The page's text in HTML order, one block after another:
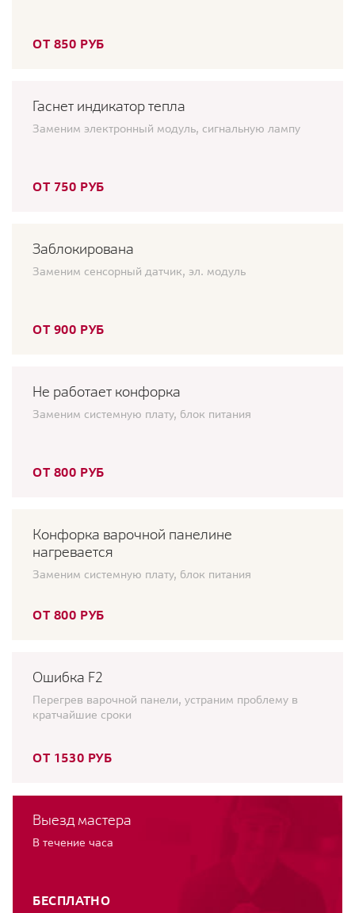
ОТ 850 РУБ
Гаснет индикатор тепла
Заменим электронный модуль, сигнальную лампу
ОТ 750 РУБ
Заблокирована
Заменим сенсорный датчик, эл. модуль
ОТ 900 РУБ
Не работает конфорка
Заменим системную плату, блок питания
ОТ 800 РУБ
Конфорка варочной панелине
нагревается
Заменим системную плату, блок питания
ОТ 800 РУБ
Ошибка F2
Перегрев варочной панели, устраним проблему в
кратчайшие сроки
ОТ 1530 РУБ
Выезд мастера
В течение часа
БЕСПЛАТНО